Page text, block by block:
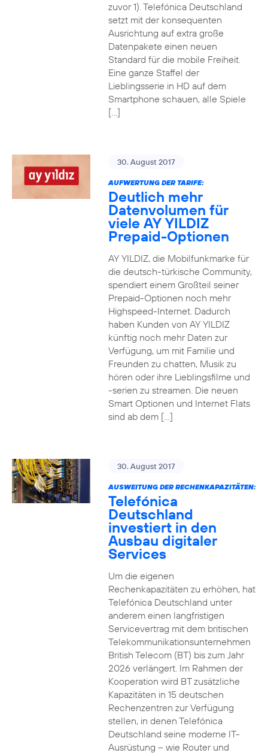
zuvor 1). Telefónica Deutschland
setzt mit der konsequenten
Ausrichtung auf extra große
Datenpakete einen neuen
Standard für die mobile Freiheit.
Eine ganze Staffel der
Lieblingsserie in HD auf dem
Smartphone schauen, alle Spiele
[…]
30. August 2017
AUFWERTUNG DER TARIFE:
Deutlich mehr
Datenvolumen für
viele AY YILDIZ
Prepaid-Optionen
AY YILDIZ, die Mobilfunkmarke für
die deutsch-türkische Community,
spendiert einem Großteil seiner
Prepaid-Optionen noch mehr
Highspeed-Internet. Dadurch
haben Kunden von AY YILDIZ
künftig noch mehr Daten zur
Verfügung, um mit Familie und
Freunden zu chatten, Musik zu
hören oder ihre Lieblingsfilme und
-serien zu streamen. Die neuen
Smart Optionen und Internet Flats
sind ab dem […]
30. August 2017
AUSWEITUNG DER RECHENKAPAZITÄTEN:
Telefónica
Deutschland
investiert in den
Ausbau digitaler
Services
Um die eigenen
Rechenkapazitäten zu erhöhen, hat
Telefónica Deutschland unter
anderem einen langfristigen
Servicevertrag mit dem britischen
Telekommunikationsunternehmen
British Telecom (BT) bis zum Jahr
2026 verlängert. Im Rahmen der
Kooperation wird BT zusätzliche
Kapazitäten in 15 deutschen
Rechenzentren zur Verfügung
stellen, in denen Telefónica
Deutschland seine moderne IT-
Ausrüstung – wie Router und